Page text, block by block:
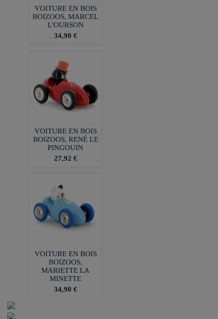
VOITURE EN BOIS
BOIZOOS, MARCEL
L'OURSON
34,90 €
VOITURE EN BOIS
BOIZOOS, RENÉ LE
PINGOUIN
27,92 €
VOITURE EN BOIS
BOIZOOS,
MARIETTE LA
MINETTE
34,90 €